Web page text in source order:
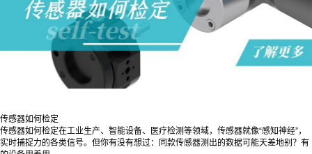
传感器如何检定
传感器如何检定在工业生产、智能设备、医疗检测等领域，传感器就像“感知神经”，
实时捕捉力的各类信号。但你有没有想过：同款传感器测出的数据可能天差地别？有